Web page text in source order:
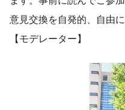
意見交換を自発的、自由
【モデレーター】